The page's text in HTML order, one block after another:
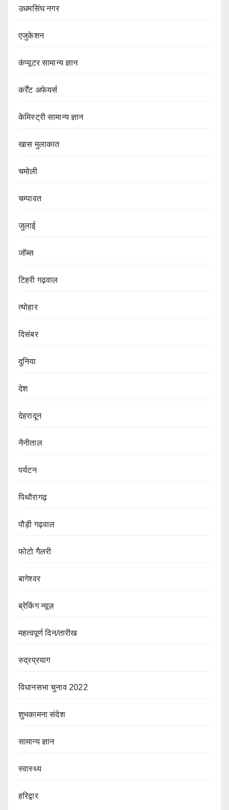
उधमसिंघ नगर
एजुकेशन
कंप्यूटर सामान्य ज्ञान
कर्रेंट अफेयर्स
केमिस्ट्री सामान्य ज्ञान
खास मुलाकात
चमोली
चम्पावत
जुलाई
जॉब्स
टिहरी गढ़वाल
त्योहार
दिसंबर
दुनिया
देश
देहरादून
नैनीताल
पर्यटन
पिथौरागढ़
पौड़ी गढ़वाल
फोटो गैलरी
बागेश्वर
ब्रेकिंग न्यूज़
महत्वपूर्ण दिन/तारीख
रुद्रप्रयाग
विधानसभा चुनाव 2022
शुभकामना संदेश
सामान्य ज्ञान
स्वास्थ्य
हरिद्वार